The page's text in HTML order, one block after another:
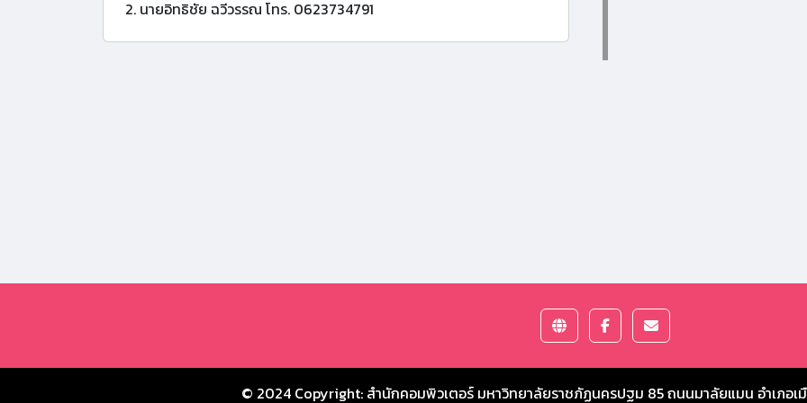
2. นายอิทธิชัย ฉวีวรรณ โทร. 0623734791
© 2024 Copyright: สำนักคอมพิวเตอร์ มหาวิทยาลัยราชภัฏนครปฐม 85 ถนนมาลัยแมน อำเภอ